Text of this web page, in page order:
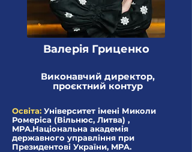
Валерія Гриценко
Виконавчий директор,
проєктний контур
Освіта: Університет імені Миколи
Ромеріса (Вільнюс, Литва) ,
MPA.Національна академія
державного управління при
Президентові України, MPA.